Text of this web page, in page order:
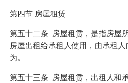
第四节 房屋租赁
第五十二条 房屋租赁，是指房屋
房屋出租给承租人使用，由承租
为。
第五十三条 房屋租赁，出租人和